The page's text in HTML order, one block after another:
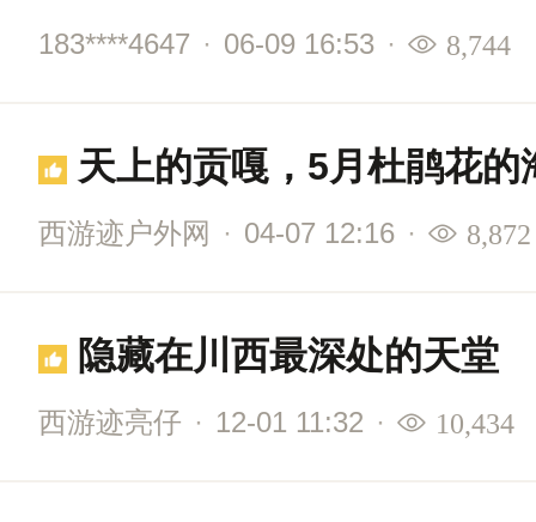
183****4647 · 06-09 16:53 · 8,744
天上的贡嘎，5月杜鹃花的
西游迹户外网 · 04-07 12:16 · 8,872
隐藏在川西最深处的天堂
西游迹亮仔 · 12-01 11:32 · 10,434